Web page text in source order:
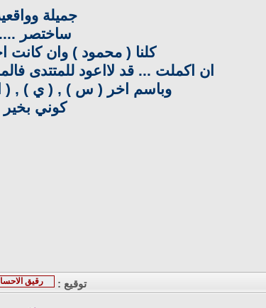
جميلة
ساختصر ....
كلنا ( محمود ) وان كانت
ان اكملت ... قد لااعود للمتتدى
وباسم اخر ( س ) , ( ي ) ,
كوني بخير
توقيع : رقيق